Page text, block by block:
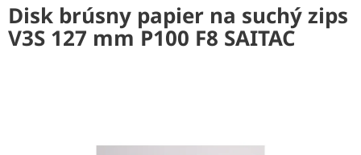
Disk brúsny papier na suchý zips
V3S 127 mm P100 F8 SAITAC